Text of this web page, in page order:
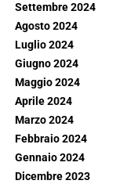
Settembre 2024
Agosto 2024
Luglio 2024
Giugno 2024
Maggio 2024
Aprile 2024
Marzo 2024
Febbraio 2024
Gennaio 2024
Dicembre 2023